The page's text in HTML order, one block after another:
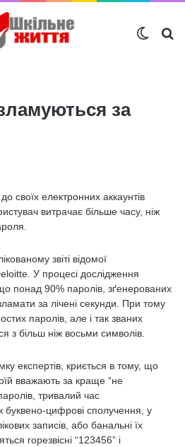
за
своїх електронних аккаунтів
витрачає більше часу, ніж
звіті відомої
У процесі дослідження
понад 90% паролів, зґенерованих
за лічені секунди. При тому
паролів, але і так званих
з більш ніж восьми символів.
експертів, криється в тому, що
вважають за краще “не
тривалий час
буквено-цифрові сполучення, у
записів, або банальні їх
горезвісні “123456” і